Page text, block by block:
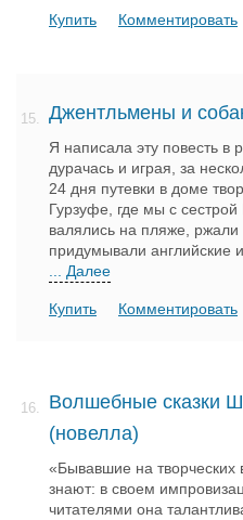
Купить Комментировать
15. Джентльмены и
Я написала эту повесть в
дурачась и играя, за
24 дня путевки в доме
Гурзуфе, где мы с
валялись на пляже, ржали
придумывали английские
... Далее
Купить Комментировать
16.
Волшебные сказки
(новелла)
«Бывавшие на
знают: в своем
читателями она